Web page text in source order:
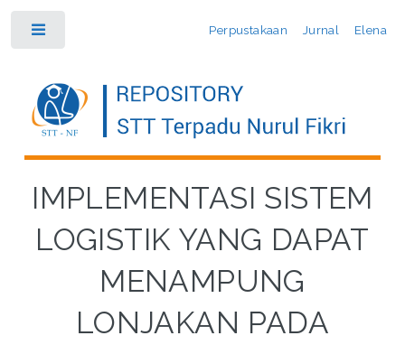
Perpustakaan Jurnal Elena
IMPLEMENTASI SISTEM
LOGISTIK YANG DAPAT
MENAMPUNG
LONJAKAN PADA